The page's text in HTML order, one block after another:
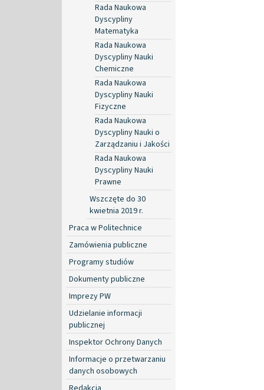
Rada Naukowa
Dyscypliny
Matematyka
Rada Naukowa
Dyscypliny Nauki
Chemiczne
Rada Naukowa
Dyscypliny Nauki
Fizyczne
Rada Naukowa
Dyscypliny Nauki o
Zarządzaniu i Jakości
Rada Naukowa
Dyscypliny Nauki
Prawne
Wszczęte do 30
kwietnia 2019 r.
Praca w Politechnice
Zamówienia publiczne
Programy studiów
Dokumenty publiczne
Imprezy PW
Udzielanie informacji
publicznej
Inspektor Ochrony Danych
Informacje o przetwarzaniu
danych osobowych